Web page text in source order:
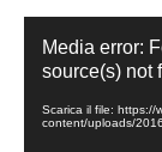
Player
Media error:
source(s) not
Scarica il file: https://
content/uploads/